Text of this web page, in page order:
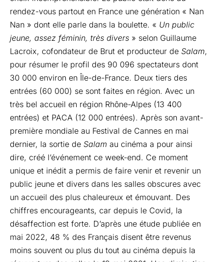
rendez-vous partout en France une génération « Nan
Nan » dont elle parle dans la boulette. « Un public
jeune, assez féminin, très divers » selon Guillaume
Lacroix, cofondateur de Brut et producteur de Salam,
pour résumer le profil des 90 096 spectateurs dont
30 000 environ en Île-de-France. Deux tiers des
entrées (60 000) se sont faites en région. Avec un
très bel accueil en région Rhône-Alpes (13 400
entrées) et PACA (12 000 entrées). Après son avant-
première mondiale au Festival de Cannes en mai
dernier, la sortie de Salam au cinéma a pour ainsi
dire, créé l’événement ce week-end. Ce moment
unique et inédit a permis de faire venir et revenir un
public jeune et divers dans les salles obscures avec
un accueil des plus chaleureux et émouvant. Des
chiffres encourageants, car depuis le Covid, la
désaffection est forte. D’après une étude publiée en
mai 2022, 48 % des Français disent être revenus
moins souvent ou plus du tout au cinéma depuis la